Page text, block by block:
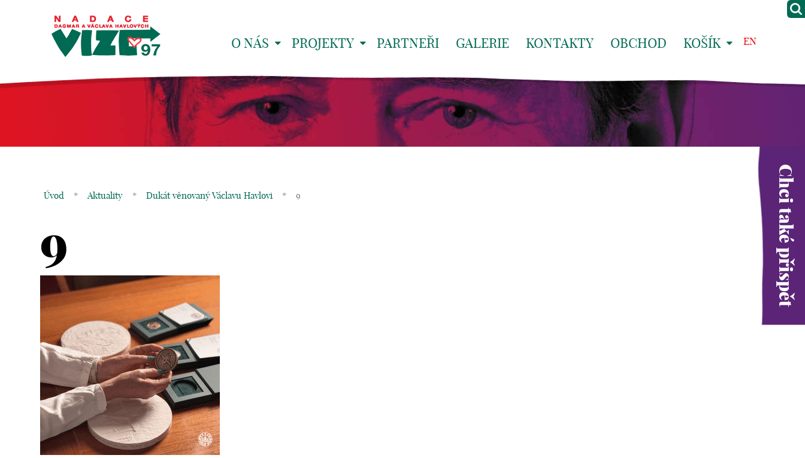
O NÁS PROJEKTY PARTNEŘI GALERIE KONTAKTY OBCHOD KOŠÍK EN
Chci také přispět
Úvod * Aktuality * Dukát věnovaný Václavu Havlovi * 9
9